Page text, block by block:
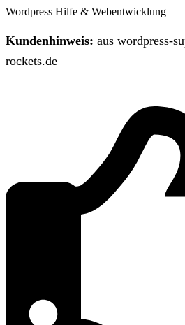
Wordpress Hilfe & Webentwicklung
Kundenhinweis: aus wordpress-
rockets.de